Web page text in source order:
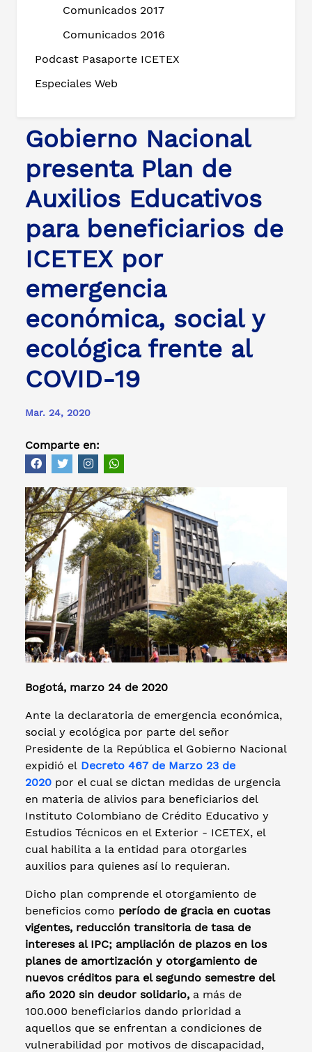
Comunicados 2017
Comunicados 2016
Podcast Pasaporte ICETEX
Especiales Web
Gobierno Nacional
presenta Plan de
Auxilios Educativos
para beneficiarios de
ICETEX por
emergencia
económica, social y
ecológica frente al
COVID-19
Mar. 24, 2020
Comparte en:
Bogotá, marzo 24 de 2020
Ante la declaratoria de emergencia económica,
social y ecológica por parte del señor
Presidente de la República el Gobierno Nacional
expidió el Decreto 467 de Marzo 23 de
2020 por el cual se dictan medidas de urgencia
en materia de alivios para beneficiarios del
Instituto Colombiano de Crédito Educativo y
Estudios Técnicos en el Exterior - ICETEX, el
cual habilita a la entidad para otorgarles
auxilios para quienes así lo requieran.
Dicho plan comprende el otorgamiento de
beneficios como período de gracia en cuotas
vigentes, reducción transitoria de tasa de
intereses al IPC; ampliación de plazos en los
planes de amortización y otorgamiento de
nuevos créditos para el segundo semestre del
año 2020 sin deudor solidario, a más de
100.000 beneficiarios dando prioridad a
aquellos que se enfrentan a condiciones de
vulnerabilidad por motivos de discapacidad,